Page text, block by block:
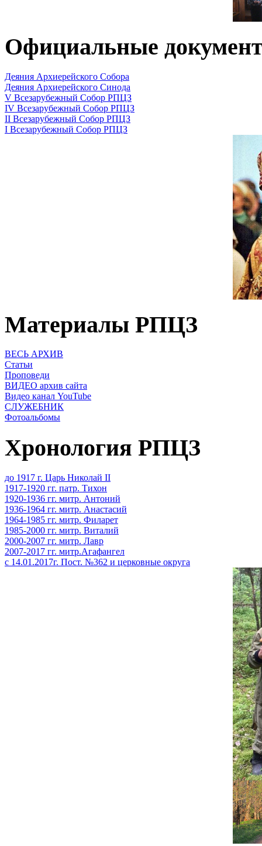
Официальные
Деяния Архиерейского Собора
Деяния Архиерейского Синода
V Всезарубежный Собор РПЦЗ
IV Всезарубежный Собор РПЦЗ
II Всезарубежный Собор РПЦЗ
I Всезарубежный Собор РПЦЗ
Материалы РПЦЗ
ВЕСЬ АРХИВ
Статьи
Проповеди
ВИДЕО архив сайта
Видео канал YouTube
СЛУЖЕБНИК
Фотоальбомы
Хронология РПЦЗ
до 1917 г. Царь Николай II
1917-1920 гг. патр. Тихон
1920-1936 гг. митр. Антоний
1936-1964 гг. митр. Анастасий
1964-1985 гг. митр. Филарет
1985-2000 гг. митр. Виталий
2000-2007 гг. митр. Лавр
2007-2017 гг. митр.Агафангел
с 14.01.2017г. Пост. №362 и церковные округа